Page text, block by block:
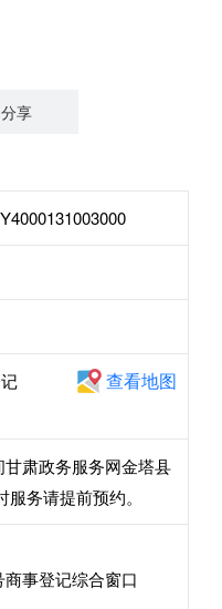
分享
查看地图
肃政务服务网金塔县
务请提前预约。
事登记综合窗口